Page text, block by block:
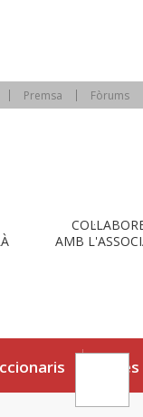
Premsa Fòrums
AMB
Eines